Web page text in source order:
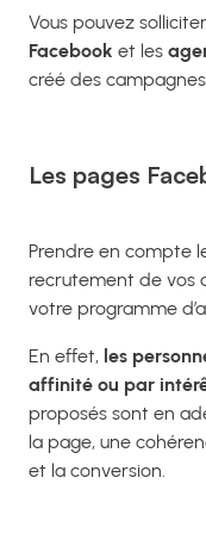
Vous pouvez
Facebook et les
créé des
Les pages
Prendre en compte
recrutement de vos
votre programme
En effet, les
affinité ou par
proposés sont en
la page, une
et la conversion.